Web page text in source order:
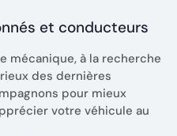
et conducteurs
mécanique, à la recherche
des dernières
pour mieux
votre véhicule au